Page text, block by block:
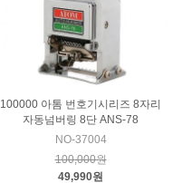
100000 아톰 번호기시리즈 8자리
자동넘버링 8단 ANS-78
NO-37004
100,000원
49,990원